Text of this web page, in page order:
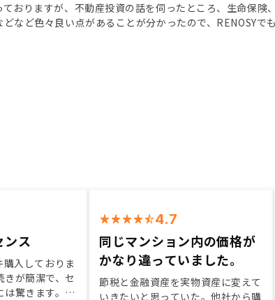
おりますが、不動産投資の話を伺ったところ、生命保険
など色々良い点があることが分かったので、RENOSYで
ンス
入しておりま
が簡潔で、セ
は驚きます。ま
4.7
同じマンション内の価格が
かなり違っていました。
節税と金融資産を実物資産に変えて
いきたいと思っていた。他社から購